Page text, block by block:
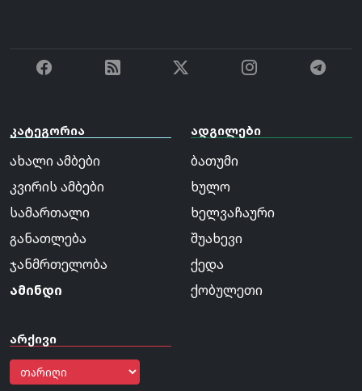
კატეგორია
ახალი ამბები
კვირის ამბები
სამართალი
განათლება
ჯანმრთელობა
ამინდი
არქივი
ადგილები
ბათუმი
ხულო
ხელვაჩაური
შუახევი
ქედა
ქობულეთი